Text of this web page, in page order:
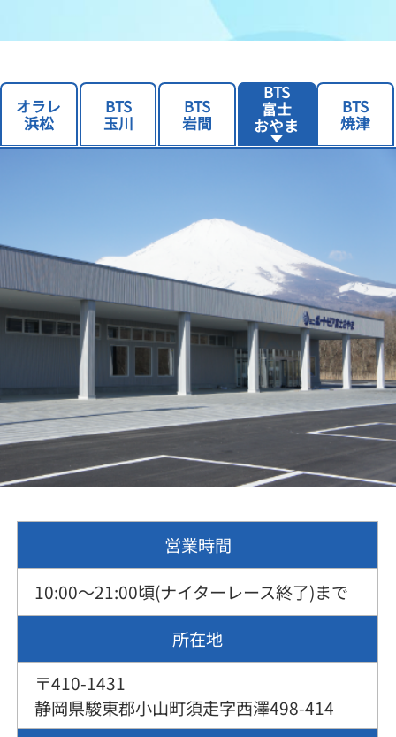
オラレ
浜松
BTS
玉川
BTS
岩間
BTS
富士
おやま
BTS
焼津
営業時間
10:00～21:00頃(ナイターレース終了)まで
所在地
〒410-1431
静岡県駿東郡小山町須走字西澤498-414